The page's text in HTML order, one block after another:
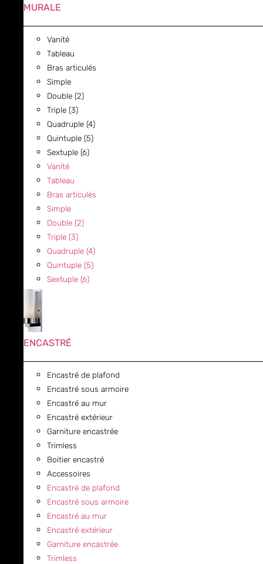
MURALE
Vanité
Tableau
Bras articulés
Simple
Double (2)
Triple (3)
Quadruple (4)
Quintuple (5)
Sextuple (6)
Vanité
Tableau
Bras articulés
Simple
Double (2)
Triple (3)
Quadruple (4)
Quintuple (5)
Sextuple (6)
ENCASTRÉ
Encastré de plafond
Encastré sous armoire
Encastré au mur
Encastré extérieur
Garniture encastrée
Trimless
Boitier encastré
Accessoires
Encastré de plafond
Encastré sous armoire
Encastré au mur
Encastré extérieur
Garniture encastrée
Trimless